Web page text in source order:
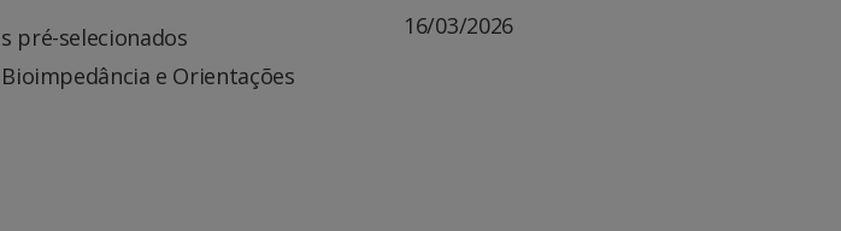
pré-selecionados
e Orientações
16/03/2026